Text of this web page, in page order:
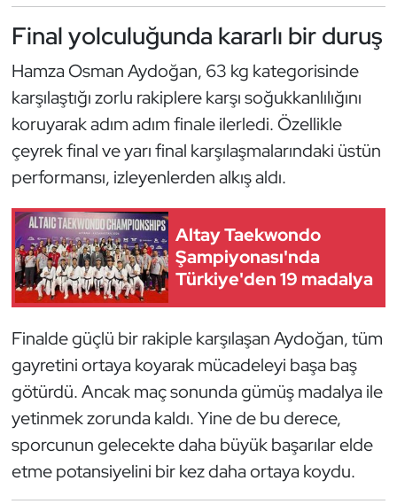
Final yolculuğunda kararlı bir duruş
Hamza Osman Aydoğan, 63 kg kategorisinde
karşılaştığı zorlu rakiplere karşı soğukkanlılığını
koruyarak adım adım finale ilerledi. Özellikle
çeyrek final ve yarı final karşılaşmalarındaki üstün
performansı, izleyenlerden alkış aldı.
Altay Taekwondo
Şampiyonası'nda
Türkiye'den 19 madalya
Finalde güçlü bir rakiple karşılaşan Aydoğan, tüm
gayretini ortaya koyarak mücadeleyi başa baş
götürdü. Ancak maç sonunda gümüş madalya ile
yetinmek zorunda kaldı. Yine de bu derece,
sporcunun gelecekte daha büyük başarılar elde
etme potansiyelini bir kez daha ortaya koydu.
Hava Sporları
Hentbol
İşitme Engelli Sporcular
Judo ve Kuraş
Kano ve Rafting
Karate
Kayak
Kempo
Kick Boks
Kürek
Masa Tenisi